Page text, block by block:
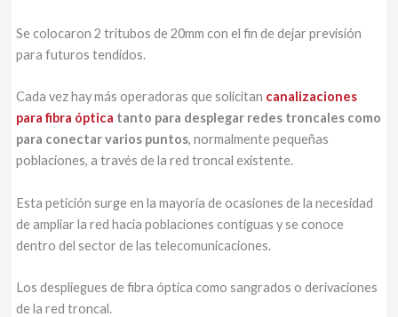
Se colocaron 2 tritubos de 20mm con el fin de dejar previsión
para futuros tendidos.
Cada vez hay más operadoras que solicitan canalizaciones
para fibra óptica tanto para desplegar redes troncales como
para conectar varios puntos, normalmente pequeñas
poblaciones, a través de la red troncal existente.
Esta petición surge en la mayoría de ocasiones de la necesidad
de ampliar la red hacia poblaciones contiguas y se conoce
dentro del sector de las telecomunicaciones.
Los despliegues de fibra óptica como sangrados o derivaciones
de la red troncal.